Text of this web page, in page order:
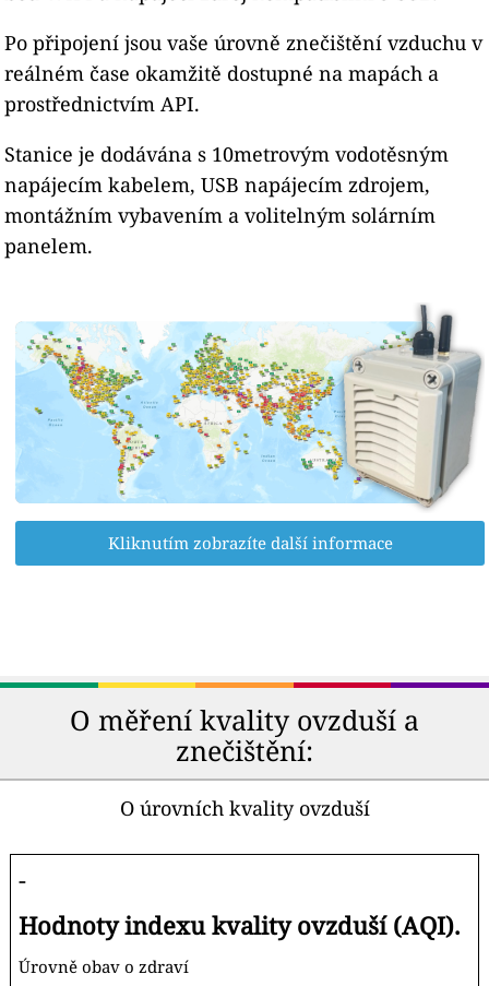
Po připojení jsou vaše úrovně znečištění vzduchu v
reálném čase okamžitě dostupné na mapách a
prostřednictvím API.
Stanice je dodávána s 10metrovým vodotěsným
napájecím kabelem, USB napájecím zdrojem,
montážním vybavením a volitelným solárním
panelem.
Kliknutím zobrazíte další informace
O měření kvality ovzduší a
znečištění:
O úrovních kvality ovzduší
-
Hodnoty indexu kvality ovzduší (AQI).
Úrovně obav o zdraví